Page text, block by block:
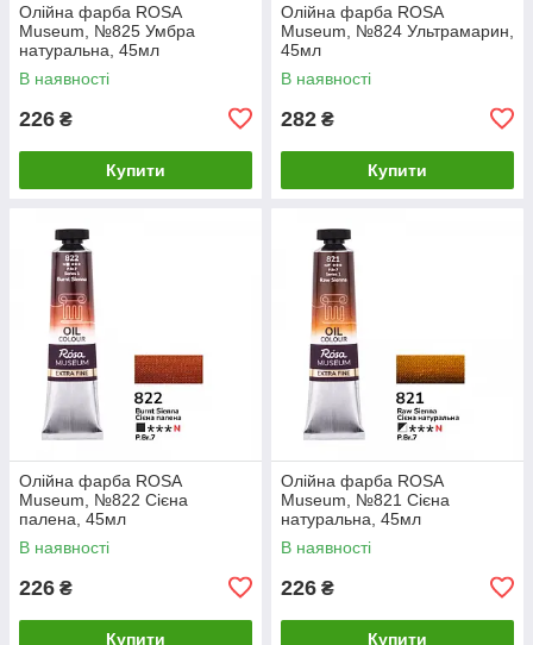
Олійна фарба ROSA
Museum, №825 Умбра
натуральна, 45мл
В наявності
226 ₴
Купити
Олійна фарба ROSA
Museum, №824 Ультрамарин,
45мл
В наявності
282 ₴
Купити
Олійна фарба ROSA
Museum, №822 Сієна
палена, 45мл
В наявності
226 ₴
Купити
Олійна фарба ROSA
Museum, №821 Сієна
натуральна, 45мл
В наявності
226 ₴
Купити